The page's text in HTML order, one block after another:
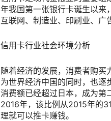
年我国第一张银行卡诞生以来
互联网、制造业、印刷业、广
信用卡行业社会环境分析
随着经济的发展，消费者购买
为世界经济中国的同时，也
消费额已经超过日本，成为第
2016年，该比例从2015年的
理就可以推卡赚钱。